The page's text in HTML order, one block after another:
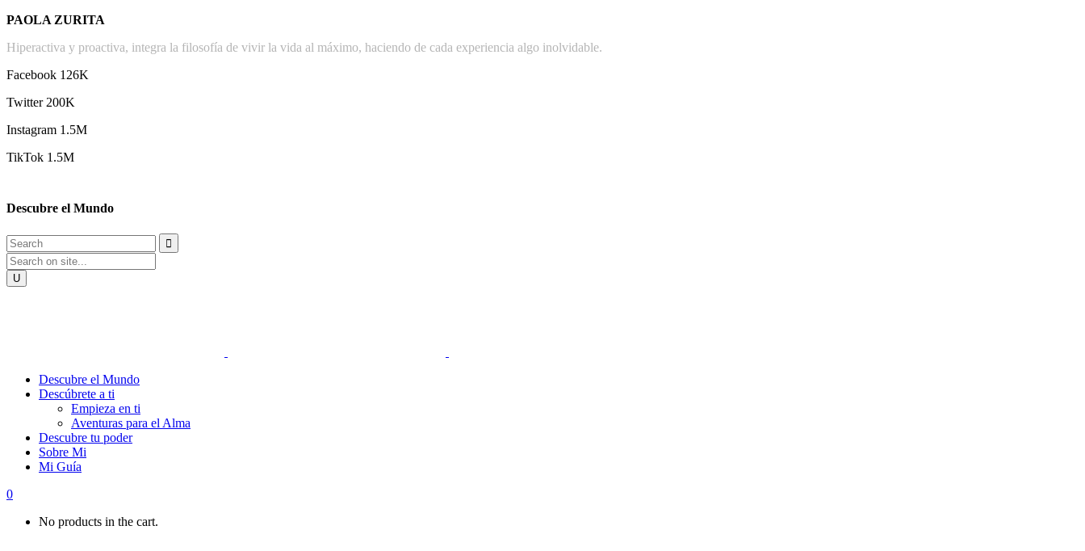
PAOLA ZURITA
Hiperactiva y proactiva, integra la filosofía de vivir la vida al máximo, haciendo de cada experiencia algo inolvidable.
Facebook 126K
Twitter 200K
Instagram 1.5M
TikTok 1.5M
Descubre el Mundo
Descubre el Mundo
Descúbrete a ti
Empieza en ti
Aventuras para el Alma
Descubre tu poder
Sobre Mi
Mi Guía
0
No products in the cart.